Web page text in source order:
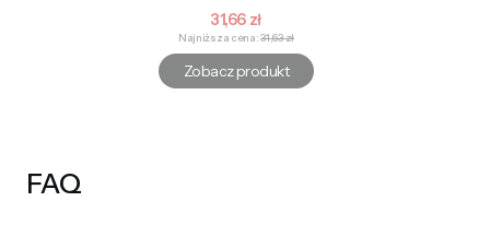
Cena promocyjna
31,66 zł
Najniższa cena: 31,63 zł
Zobacz produkt
FAQ